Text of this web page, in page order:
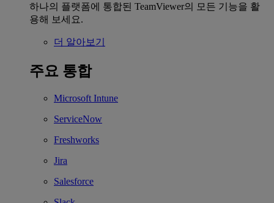
하나의 플랫폼에 통합된 TeamViewer의 모든 기능을 활
용해 보세요.
더 알아보기
주요 통합
Microsoft Intune
ServiceNow
Freshworks
Jira
Salesforce